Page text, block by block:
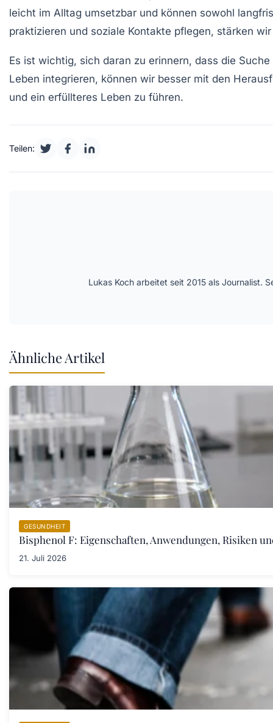
leicht im Alltag umsetzbar und können sowohl
praktizieren und soziale Kontakte pflegen, stärken
Es ist wichtig, sich daran zu erinnern, dass die
Leben integrieren, können wir besser mit den
und ein erfüllteres Leben zu führen.
Teilen:
Lukas Koch arbeitet seit 2015 als Journalist.
Ähnliche Artikel
GESUNDHEIT
Bisphenol F: Eigenschaften, Anwendungen, Risiken
21. Juli 2026